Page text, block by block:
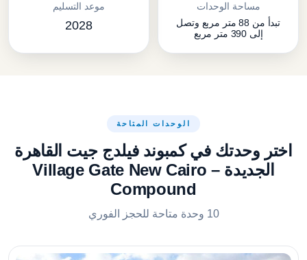
مساحة الوحدات
تبدأ من 88 متر مربع وتصل
إلى 390 متر مربع
موعد التسليم
2028
الوحدات المتاحة
اختر وحدتك في كمبوند فيلدج جيت القاهرة
الجديدة – Village Gate New Cairo
Compound
10 وحدة متاحة للحجز الفوري